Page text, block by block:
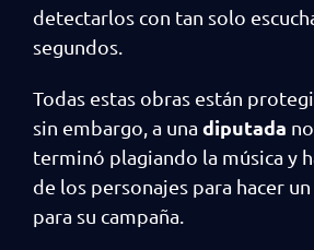
detectarlos con tan solo
segundos.
Todas estas obras están
sin embargo, a una diputada
terminó plagiando la música y
de los personajes para hacer
para su campaña.